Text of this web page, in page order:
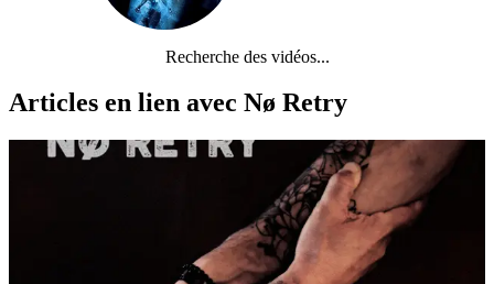
Recherche des vidéos...
Articles en lien avec Nø Retry